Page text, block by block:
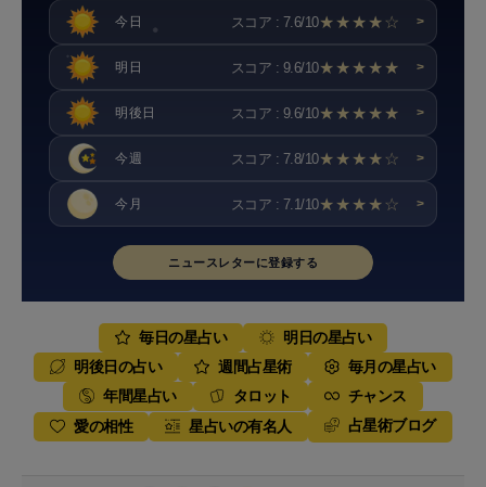
今日 スコア : 7.6/10★★★★☆ >
明日 スコア : 9.6/10★★★★★ >
明後日 スコア : 9.6/10★★★★★ >
今週 スコア : 7.8/10★★★★☆ >
今月 スコア : 7.1/10★★★★☆ >
ニュースレターに登録する
毎日の星占い
明日の星占い
明後日の占い
週間占星術
毎月の星占い
年間星占い
タロット
チャンス
愛の相性
星占いの有名人 占星術ブログ